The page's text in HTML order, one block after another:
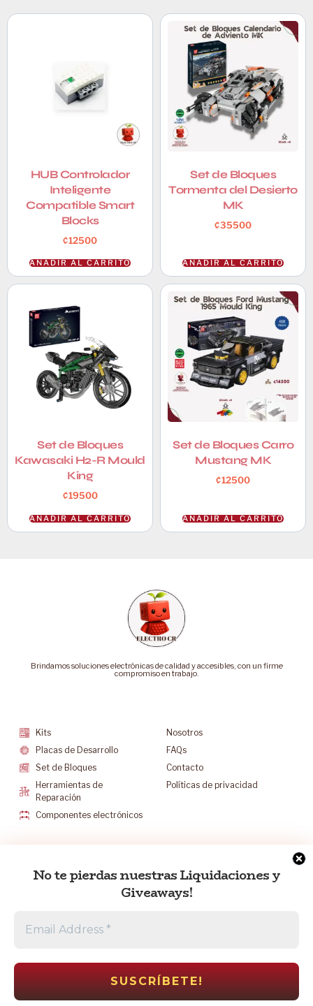
No te pierdas nuestras Liquidaciones y
Giveaways!
HUB Controlador
Inteligente
Compatible Smart
Blocks
₡12500
AÑADIR AL CARRITO
Set de Bloques
Tormenta del Desierto
MK
₡35500
AÑADIR AL CARRITO
Set de Bloques
Kawasaki H2-R Mould
King
₡19500
AÑADIR AL CARRITO
Set de Bloques Carro
Mustang MK
₡12500
AÑADIR AL CARRITO
Brindamos soluciones electrónicas de calidad y accesibles, con un firme
compromiso en trabajo.
Kits
Placas de Desarrollo
Set de Bloques
Herramientas de
Reparación
Componentes electrónicos
Nosotros
FAQs
Contacto
Políticas de privacidad
info@electrocr.tech
S 8:30 a.m. a 12:00 p.m.
Escríbenos al Whatsapp